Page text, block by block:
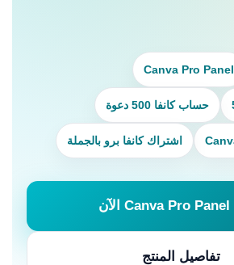
Canva Pro Panel
حساب كانفا 500 دعوة
اشتراك كانفا برو بالجملة
تفاصيل المنتج